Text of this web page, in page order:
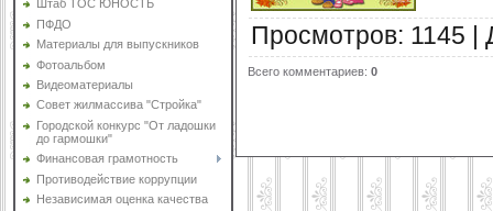
Штаб ТОС ЮНОСТЬ
ПФДО
Материалы для выпускников
Фотоальбом
Видеоматериалы
Совет жилмассива "Стройка"
Городской конкурс "От ладошки
до гармошки"
Финансовая грамотность
Противодействие коррупции
Независимая оценка качества
Просмотров: 1145
Всего комментариев: 0